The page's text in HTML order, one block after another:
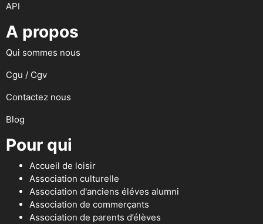
API
A propos
Qui sommes nous
Cgu / Cgv
Contactez nous
Blog
Pour qui
Accueil de loisir
Association culturelle
Association d'anciens éléves alumni
Association de commerçants
Association de parents d’élèves